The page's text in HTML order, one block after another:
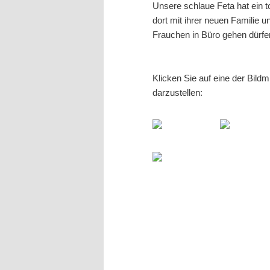
Unsere schlaue Feta hat ein
dort mit ihrer neuen Familie
Frauchen in Büro gehen
Klicken Sie auf eine der
darzustellen: